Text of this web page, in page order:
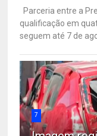
Parceria entre a
qualificação em
seguem até 7 de
7